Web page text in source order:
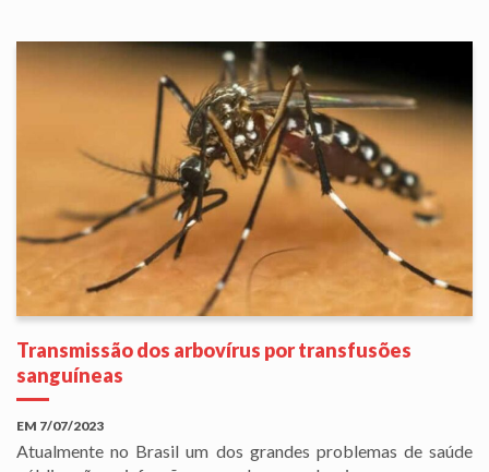
Transmissão dos arbovírus por transfusões
sanguíneas
EM 7/07/2023
Atualmente no Brasil um dos grandes problemas de saúde